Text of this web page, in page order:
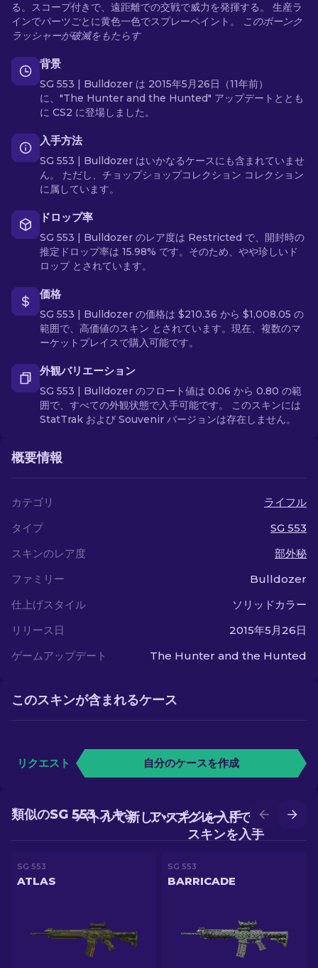
る。スコープ付きで、遠距離での交戦で威力を発揮する。 生産ラ
インでパーツごとに黄色一色でスプレーペイント。
このボーンク
ラッシャーが破滅をもたらす
背景
SG 553 | Bulldozer は 2015年5月26日（11年前）
に、"The Hunter and the Hunted" アップデートととも
に CS2 に登場しました。
入手方法
SG 553 | Bulldozer はいかなるケースにも含まれていませ
ん。 ただし、チョップショップコレクション コレクション
に属しています。
ドロップ率
SG 553 | Bulldozer のレア度は Restricted で、開封時の
推定ドロップ率は 15.98% です。そのため、やや珍しいド
ロップ とされています。
価格
SG 553 | Bulldozer の価格は $210.36 から $1,008.05 の
範囲で、高価値のスキン とされています。現在、複数のマ
ーケットプレイスで購入可能です。
外観バリエーション
SG 553 | Bulldozer のフロート値は 0.06 から 0.80 の範
囲で、すべての外観状態で入手可能です。 このスキンには
StatTrak および Souvenir バージョンは存在しません。
概要情報
カテゴリ
ライフル
タイプ
SG 553
スキンのレア度
部外秘
ファミリー
Bulldozer
仕上げスタイル
ソリッドカラー
リリース日
2015年5月26日
ゲームアップデート
The Hunter and the Hunted
このスキンが含まれるケース
リクエスト 自分のケースを作成
アップグレードでより良い
スキンを入手
バトルで新しいスキンを入手
類似のSG 553 スキン
SG 553
ATLAS
SG 553
BARRICADE